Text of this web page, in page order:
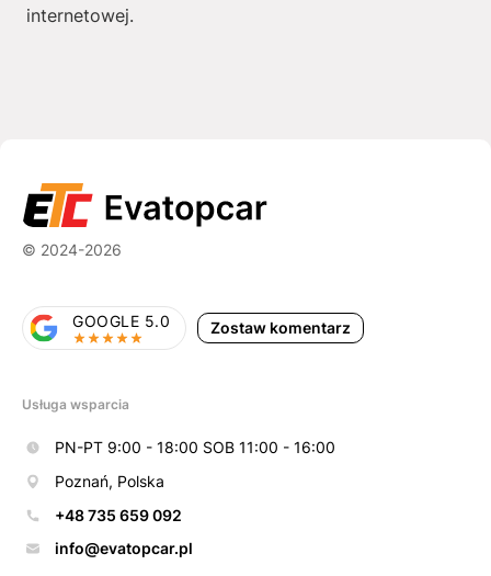
internetowej.
© 2024-2026
Zostaw komentarz
GOOGLE 5.0
Usługa wsparcia
PN-PT 9:00 - 18:00 SOB 11:00 - 16:00
Poznań, Polska
+48 735 659 092
info@evatopcar.pl